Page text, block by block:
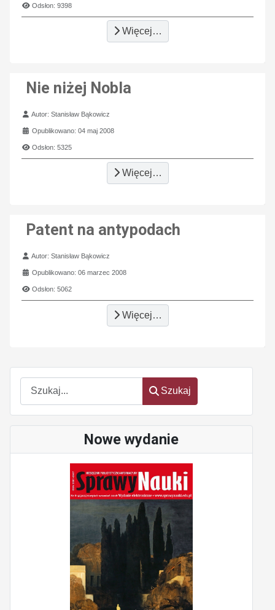
Szukaj
Szukaj
Nowe wydanie
Odsłon: 9398
Więcej…
Nie niżej Nobla
Szczegóły
Autor:Stanisław Bąkowicz
Opublikowano: 04 maj 2008
Odsłon: 5325
Więcej…
Patent na antypodach
Szczegóły
Autor:Stanisław Bąkowicz
Opublikowano: 06 marzec 2008
Odsłon: 5062
Więcej…